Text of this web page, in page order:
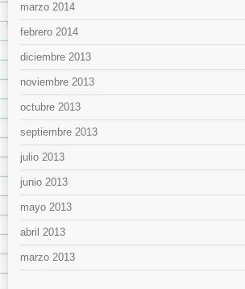
marzo 2014
febrero 2014
diciembre 2013
noviembre 2013
octubre 2013
septiembre 2013
julio 2013
junio 2013
mayo 2013
abril 2013
marzo 2013